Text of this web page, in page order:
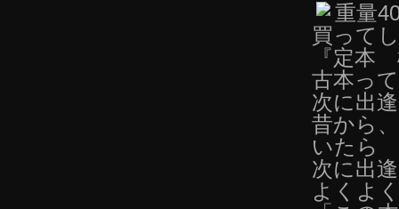
重量
買って
『定本
古本っ
次に出
昔から
いたら
次に出
よくよ